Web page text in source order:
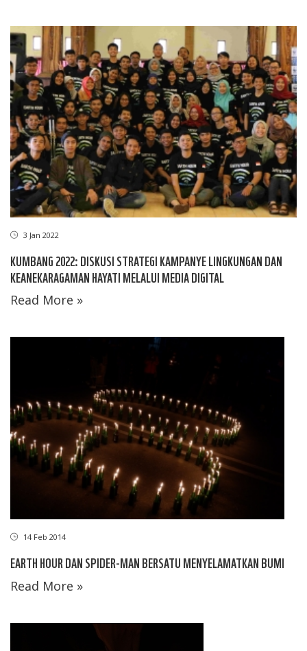
3 Jan 2022
KUMBANG 2022: DISKUSI STRATEGI KAMPANYE LINGKUNGAN DAN
KEANEKARAGAMAN HAYATI MELALUI MEDIA DIGITAL
Read More »
14 Feb 2014
EARTH HOUR DAN SPIDER-MAN BERSATU MENYELAMATKAN BUMI
Read More »